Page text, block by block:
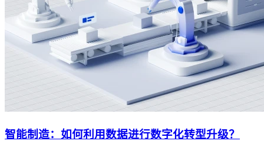
智能制造：如何利用数据进行数字化转型升级？